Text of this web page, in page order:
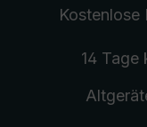
Kostenlose
14 Tage